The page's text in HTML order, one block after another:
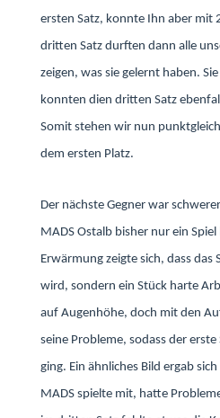
ersten Satz, konnte Ihn aber mit
dritten Satz durften dann alle
zeigen, was sie gelernt haben.
konnten dien dritten Satz
Somit stehen wir nun
dem ersten Platz.
Der nächste Gegner war
MADS Ostalb bisher nur ein
Erwärmung zeigte sich, dass das
wird, sondern ein Stück harte
auf Augenhöhe, doch mit den
seine Probleme, sodass der
ging. Ein ähnliches Bild ergab
MADS spielte mit, hatte